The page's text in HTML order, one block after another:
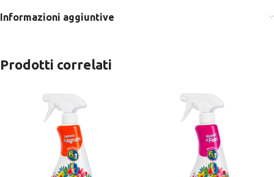
Informazioni aggiuntive
Prodotti correlati